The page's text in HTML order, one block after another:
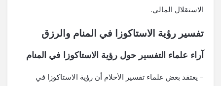
الاستقلال المالي.
تفسير رؤية الاستاكوزا في المنام والرزق
آراء علماء التفسير حول رؤية الاستاكوزا في المنام
– يعتقد بعض علماء تفسير الأحلام أن رؤية الاستاكوزا في